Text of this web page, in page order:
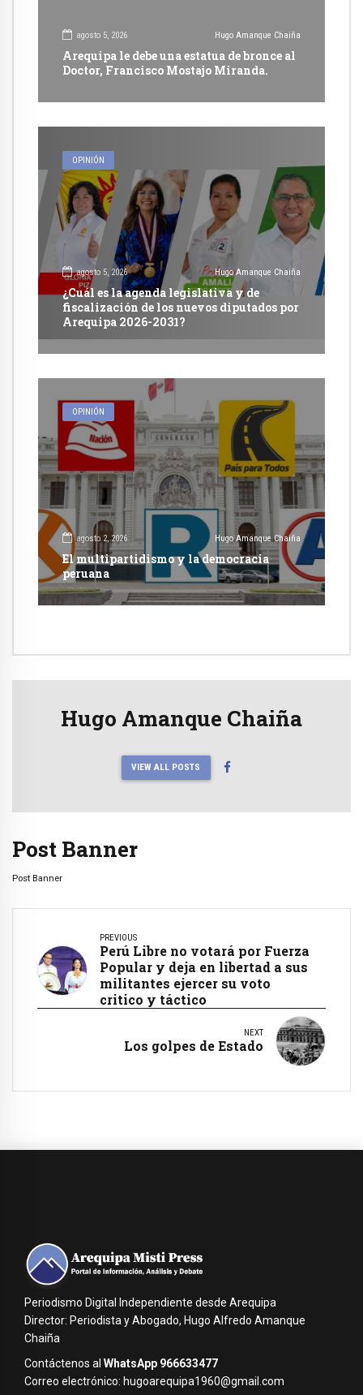
agosto 5, 2026 Hugo Amanque Chaiña
Arequipa le debe una estatua de bronce al
Doctor, Francisco Mostajo Miranda.
OPINIÓN
agosto 5, 2026 Hugo Amanque Chaiña
¿Cuál es la agenda legislativa y de
fiscalización de los nuevos diputados por
Arequipa 2026-2031?
OPINIÓN
agosto 2, 2026 Hugo Amanque Chaiña
El multipartidismo y la democracia
peruana
Hugo Amanque Chaiña
VIEW ALL POSTS
Post Banner
Post Banner
PREVIOUS
Perú Libre no votará por Fuerza
Popular y deja en libertad a sus
militantes ejercer su voto
critico y táctico
NEXT
Los golpes de Estado
Periodismo Digital Independiente desde Arequipa
Director: Periodista y Abogado, Hugo Alfredo Amanque
Chaiña
Contáctenos al WhatsApp 966633477
Correo electrónico: hugoarequipa1960@gmail.com